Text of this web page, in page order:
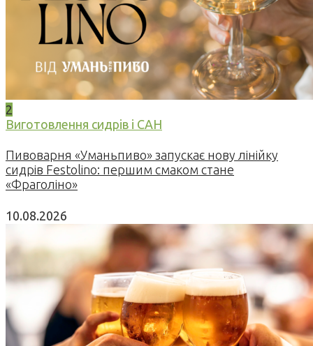
2
Виготовлення сидрів і САН
Пивоварня «Уманьпиво» запускає нову лінійку
сидрів Festolino: першим смаком стане
«Фраголіно»
10.08.2026